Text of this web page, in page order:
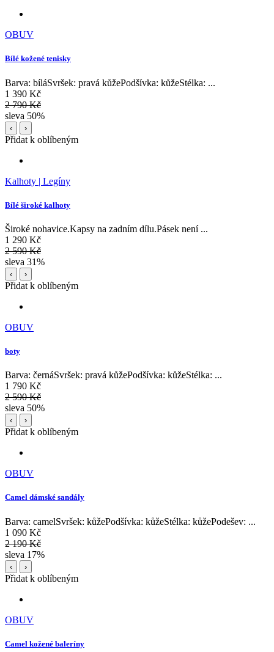
OBUV
Bílé kožené tenisky
Barva: bíláSvršek: pravá kůžePodšívka: kůžeStélka: ...
1 390 Kč
2 790 Kč
sleva 50%
‹ ›
Přidat k oblíbeným
Kalhoty | Legíny
Bílé široké kalhoty
Široké nohavice.Kapsy na zadním dílu.Pásek není ...
1 290 Kč
2 590 Kč
sleva 31%
‹ ›
Přidat k oblíbeným
OBUV
boty
Barva: černáSvršek: pravá kůžePodšívka: kůžeStélka: ...
1 790 Kč
2 590 Kč
sleva 50%
‹ ›
Přidat k oblíbeným
OBUV
Camel dámské sandály
Barva: camelSvršek: kůžePodšívka: kůžeStélka: kůžePodešev: ...
1 090 Kč
2 190 Kč
sleva 17%
‹ ›
Přidat k oblíbeným
OBUV
Camel kožené baleríny